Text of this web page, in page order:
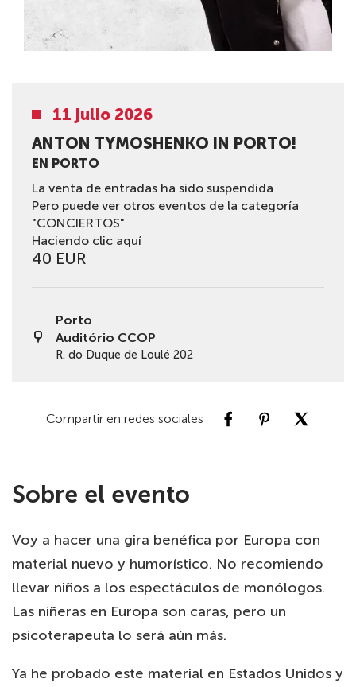
11 julio 2026
ANTON TYMOSHENKO IN PORTO!
EN PORTO
La venta de entradas ha sido suspendida
Pero puede ver otros eventos de la categoría
"CONCIERTOS"
Haciendo clic aquí
40 EUR
Porto
Auditório CCOP
R. do Duque de Loulé 202
Compartir en redes sociales
Sobre el evento
Voy a hacer una gira benéfica por Europa con
material nuevo y humorístico. No recomiendo
llevar niños a los espectáculos de monólogos.
Las niñeras en Europa son caras, pero un
psicoterapeuta lo será aún más.
Ya he probado este material en Estados Unidos y